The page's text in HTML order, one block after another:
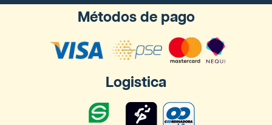
Métodos de pago
Logistica